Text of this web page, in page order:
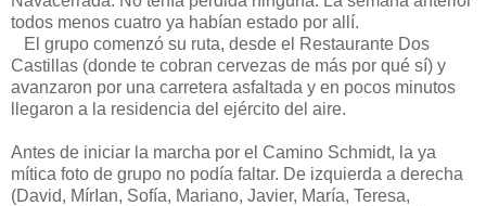
todos menos cuatro ya habían estado por allí.
El grupo comenzó su ruta, desde el Restaurante Dos
Castillas (donde te cobran cervezas de más por qué sí) y
avanzaron por una carretera asfaltada y en pocos minutos
llegaron a la residencia del ejército del aire.
Antes de iniciar la marcha por el Camino Schmidt, la ya
mítica foto de grupo no podía faltar. De izquierda a derecha
(David, MírIan, Sofía, Mariano, Javier, María, Teresa,